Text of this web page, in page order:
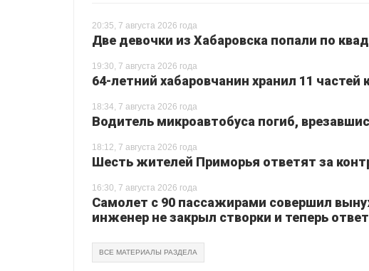
20:35, 7 августа 2026 года
Две девочки из Хабаровска попали по
19:30, 7 августа 2026 года
64-летний хабаровчанин хранил 11 частей
18:34, 7 августа 2026 года
Водитель микроавтобуса погиб,
18:12, 7 августа 2026 года
Шесть жителей Приморья ответят за
16:30, 7 августа 2026 года
Самолет с 90 пассажирами совершил
инженер не закрыл створки и теперь
ВСЕ МАТЕРИАЛЫ РАЗДЕЛА